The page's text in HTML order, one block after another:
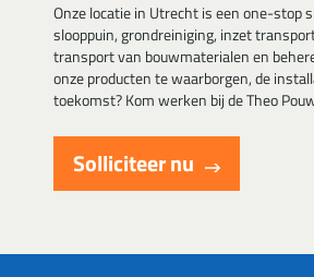
Onze locatie in Utrecht is een one-
slooppuin, grondreiniging, inzet
transport van bouwmaterialen en
onze producten te waarborgen, de
toekomst? Kom werken bij de Theo
Solliciteer nu